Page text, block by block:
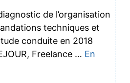
de l’organisation
techniques et
conduite en 2018
Freelance … En